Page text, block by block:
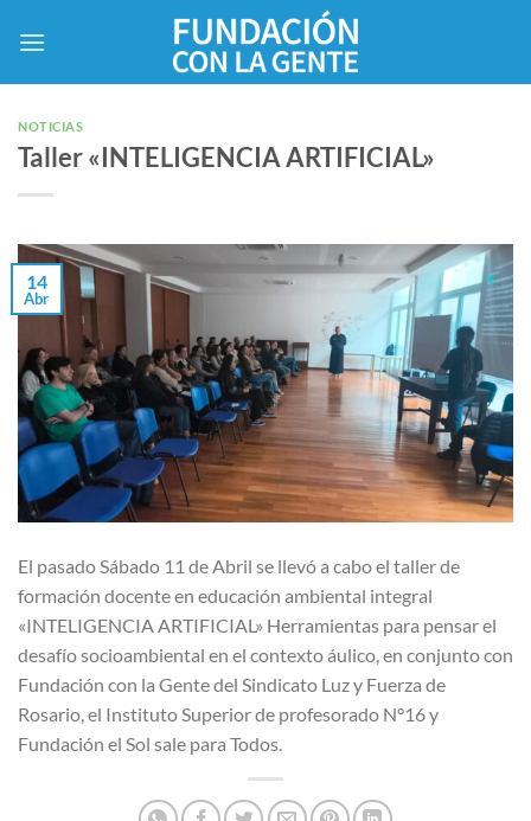
NOTICIAS
Taller «INTELIGENCIA ARTIFICIAL»
14
Abr
El pasado Sábado 11 de Abril se llevó a cabo el taller de
formación docente en educación ambiental integral
«INTELIGENCIA ARTIFICIAL» Herramientas para pensar el
desafío socioambiental en el contexto áulico, en conjunto con
Fundación con la Gente del Sindicato Luz y Fuerza de
Rosario, el Instituto Superior de profesorado N°16 y
Fundación el Sol sale para Todos.